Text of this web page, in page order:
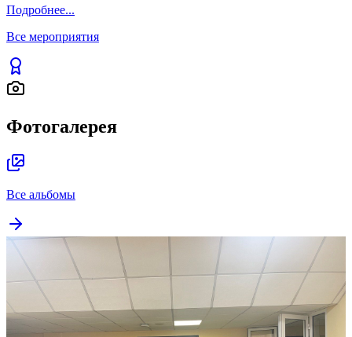
Подробнее...
Все мероприятия
Фотогалерея
Все альбомы